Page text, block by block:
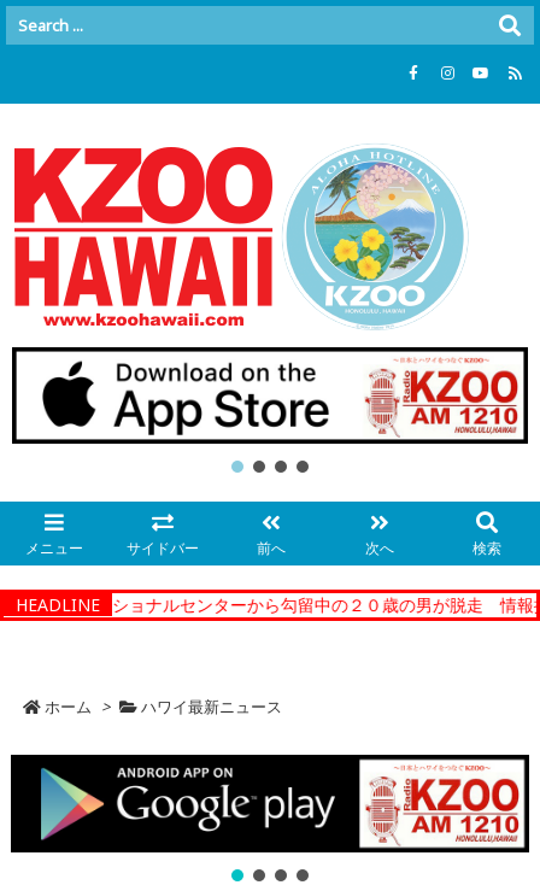
メニュー サイドバー 前へ 次へ 検索
HEADLINE
ィーコレクショナルセンターから勾留中の２０歳の男が脱走 情報提
ホーム > ハワイ最新ニュース